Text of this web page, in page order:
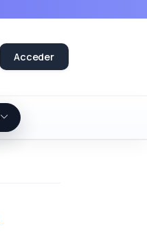
Acceder